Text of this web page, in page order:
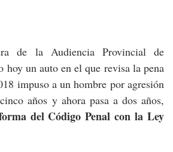
de la Audiencia Provincial de
hoy un auto en el que revisa la pena
impuso a un hombre por agresión
años y ahora pasa a dos años,
del Código Penal con la Ley